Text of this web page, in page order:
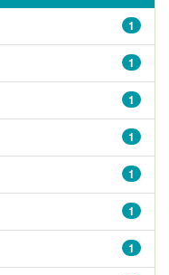
1
1
1
1
1
1
1